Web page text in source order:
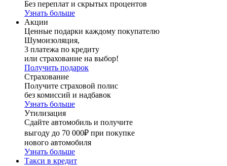
Без переплат и скрытых процентов
Узнать больше
Акции
Ценные подарки каждому покупателю
Шумоизоляция,
3 платежа по кредиту
или страхование на выбор!
Получить подарок
Страхование
Получите страховой полис
без комиссий и надбавок
Узнать больше
Утилизация
Сдайте автомобиль и получите
выгоду до 70 000₽ при покупке
нового автомобиля
Узнать больше
Такси в кредит